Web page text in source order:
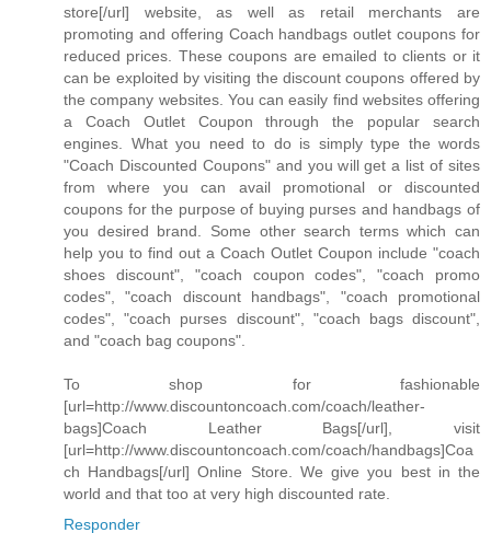
store[/url] website, as well as retail merchants are
promoting and offering Coach handbags outlet coupons for
reduced prices. These coupons are emailed to clients or it
can be exploited by visiting the discount coupons offered by
the company websites. You can easily find websites offering
a Coach Outlet Coupon through the popular search
engines. What you need to do is simply type the words
"Coach Discounted Coupons" and you will get a list of sites
from where you can avail promotional or discounted
coupons for the purpose of buying purses and handbags of
you desired brand. Some other search terms which can
help you to find out a Coach Outlet Coupon include "coach
shoes discount", "coach coupon codes", "coach promo
codes", "coach discount handbags", "coach promotional
codes", "coach purses discount", "coach bags discount",
and "coach bag coupons".
To shop for fashionable
[url=http://www.discountoncoach.com/coach/leather-
bags]Coach Leather Bags[/url], visit
[url=http://www.discountoncoach.com/coach/handbags]Coa
ch Handbags[/url] Online Store. We give you best in the
world and that too at very high discounted rate.
Responder